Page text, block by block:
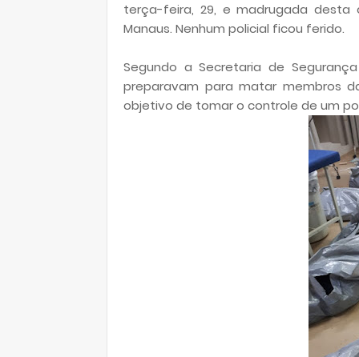
terça-feira, 29, e madrugada desta
Manaus. Nenhum policial ficou ferido.
Segundo a Secretaria de
preparavam para matar membros
objetivo de tomar o controle de um